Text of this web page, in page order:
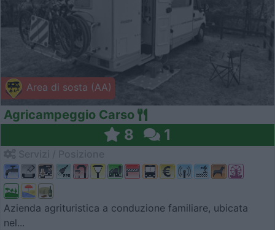
Area di sosta (AA)
Agricampeggio Carso
8 1
Azienda agrituristica a conduzione familiare, ubicata
nel...